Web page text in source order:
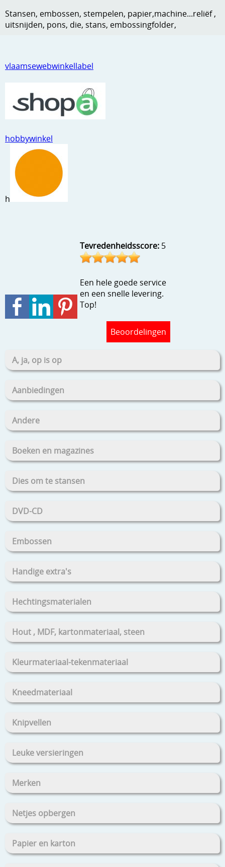
Kneedmateriaal
Knipvellen
Merken
Netjes opbergen
Papier en karton
Ponsen
Ribbelaar
Snijmaterialen
Speciaal papier
Template, mask, stencils, grids
vlaamsewebwinkellabel
hobbywinkel
h
Tevredenheidsscore: 5
Een hele goede service
en een snelle levering.
Top!
Beoordelingen
A, ja, op is op
Aanbiedingen
Andere
Boeken en magazines
Dies om te stansen
DVD-CD
Embossen
Handige extra's
Hechtingsmaterialen
Hout , MDF, kartonmateriaal, steen
Kleurmateriaal-tekenmateriaal
Kneedmateriaal
Knipvellen
Leuke versieringen
Merken
Netjes opbergen
Papier en karton
Stansen, embossen, stempelen, papier,machine...reliëf ,
uitsnijden, pons, die, stans, embossingfolder,